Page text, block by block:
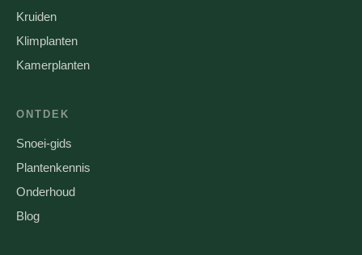
Kruiden
Klimplanten
Kamerplanten
ONTDEK
Snoei-gids
Plantenkennis
Onderhoud
Blog